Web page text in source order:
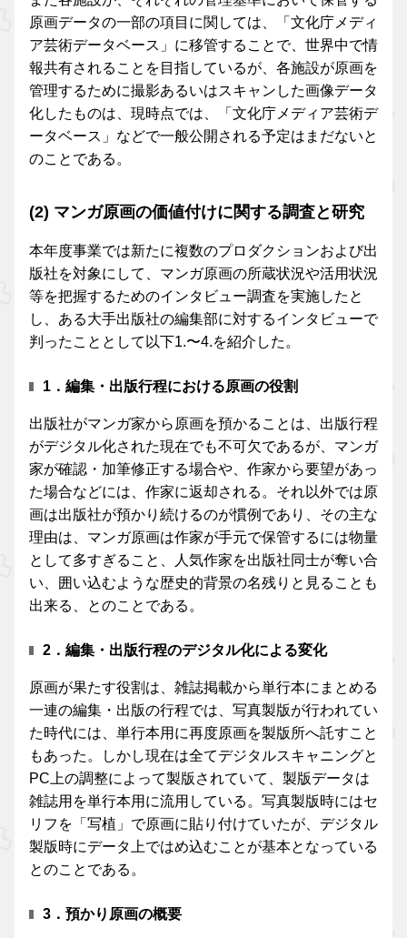
原画データの一部の項目に関しては、「文化庁メディ
ア芸術データベース」に移管することで、世界中で情
報共有されることを目指しているが、各施設が原画を
管理するために撮影あるいはスキャンした画像データ
化したものは、現時点では、「文化庁メディア芸術デ
ータベース」などで一般公開される予定はまだないと
のことである。
(2) マンガ原画の価値付けに関する調査と研究
本年度事業では新たに複数のプロダクションおよび出
版社を対象にして、マンガ原画の所蔵状況や活用状況
等を把握するためのインタビュー調査を実施したと
し、ある大手出版社の編集部に対するインタビューで
判ったこととして以下1.〜4.を紹介した。
1．編集・出版行程における原画の役割
出版社がマンガ家から原画を預かることは、出版行程
がデジタル化された現在でも不可欠であるが、マンガ
家が確認・加筆修正する場合や、作家から要望があっ
た場合などには、作家に返却される。それ以外では原
画は出版社が預かり続けるのが慣例であり、その主な
理由は、マンガ原画は作家が手元で保管するには物量
として多すぎること、人気作家を出版社同士が奪い合
い、囲い込むような歴史的背景の名残りと見ることも
出来る、とのことである。
2．編集・出版行程のデジタル化による変化
原画が果たす役割は、雑誌掲載から単行本にまとめる
一連の編集・出版の行程では、写真製版が行われてい
た時代には、単行本用に再度原画を製版所へ託すこと
もあった。しかし現在は全てデジタルスキャニングと
PC上の調整によって製版されていて、製版データは
雑誌用を単行本用に流用している。写真製版時にはセ
リフを「写植」で原画に貼り付けていたが、デジタル
製版時にデータ上ではめ込むことが基本となっている
とのことである。
3．預かり原画の概要